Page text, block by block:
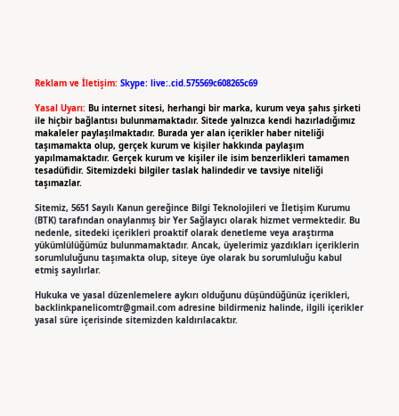
Reklam ve İletişim: Skype: live:.cid.575569c608265c69
Yasal Uyarı: Bu internet sitesi, herhangi bir marka, kurum veya şahıs şirketi
ile hiçbir bağlantısı bulunmamaktadır. Sitede yalnızca kendi hazırladığımız
makaleler paylaşılmaktadır. Burada yer alan içerikler haber niteliği
taşımamakta olup, gerçek kurum ve kişiler hakkında paylaşım
yapılmamaktadır. Gerçek kurum ve kişiler ile isim benzerlikleri tamamen
tesadüfidir. Sitemizdeki bilgiler taslak halindedir ve tavsiye niteliği
taşımazlar.
Sitemiz, 5651 Sayılı Kanun gereğince Bilgi Teknolojileri ve İletişim Kurumu
(BTK) tarafından onaylanmış bir Yer Sağlayıcı olarak hizmet vermektedir. Bu
nedenle, sitedeki içerikleri proaktif olarak denetleme veya araştırma
yükümlülüğümüz bulunmamaktadır. Ancak, üyelerimiz yazdıkları içeriklerin
sorumluluğunu taşımakta olup, siteye üye olarak bu sorumluluğu kabul
etmiş sayılırlar.
Hukuka ve yasal düzenlemelere aykırı olduğunu düşündüğünüz içerikleri,
backlinkpanelicomtr@gmail.comadresine bildirmeniz halinde, ilgili içerikler
yasal süre içerisinde sitemizden kaldırılacaktır.